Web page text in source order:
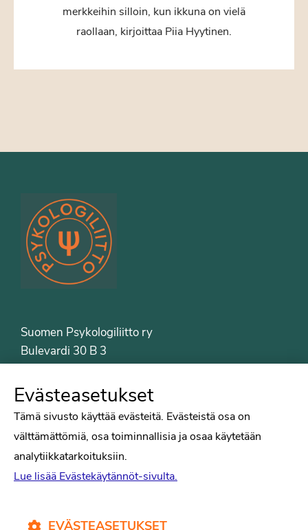
merkkeihin silloin, kun ikkuna on vielä
raollaan, kirjoittaa Piia Hyytinen.
Suomen Psykologiliitto ry
Bulevardi 30 B 3
Puh. 09-6122 9122
Psykologiliiton sivut
Tiede
Puheenvuorot
Kirjat
Evästeasetukset
Tämä sivusto käyttää evästeitä. Evästeistä osa on
välttämättömiä, osa toiminnallisia ja osaa käytetään
analytiikkatarkoituksiin.
Lue lisää Evästekäytännöt-sivulta.
EVÄSTEASETUKSET